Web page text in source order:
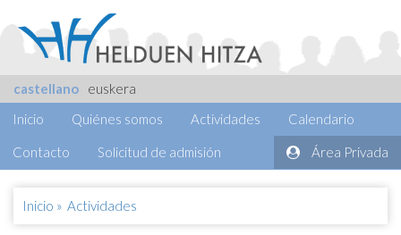
castellano
euskera
Inicio
Quiénes somos Actividades Calendario
Contacto Solicitud de admisión Área Privada
Inicio » Actividades